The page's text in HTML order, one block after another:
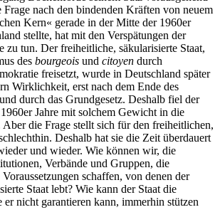
nach den bindenden Kräften von neuem
Kern« gerade in der Mitte der 1960er
stellte, hat mit den Verspätungen der
zu tun. Der freiheitliche, säkularisierte Staat,
des bourgeois und citoyen durch
freisetzt, wurde in Deutschland später
Wirklichkeit, erst nach dem Ende des
durch das Grundgesetz. Deshalb fiel der
Jahre mit solchem Gewicht in die
Aber die Frage stellt sich für den freiheitlichen,
Deshalb hat sie die Zeit überdauert
und wieder. Wie können wir, die
Verbände und Gruppen, die
schaffen, von denen der
Staat lebt? Wie kann der Staat die
er nicht garantieren kann, immerhin stützen